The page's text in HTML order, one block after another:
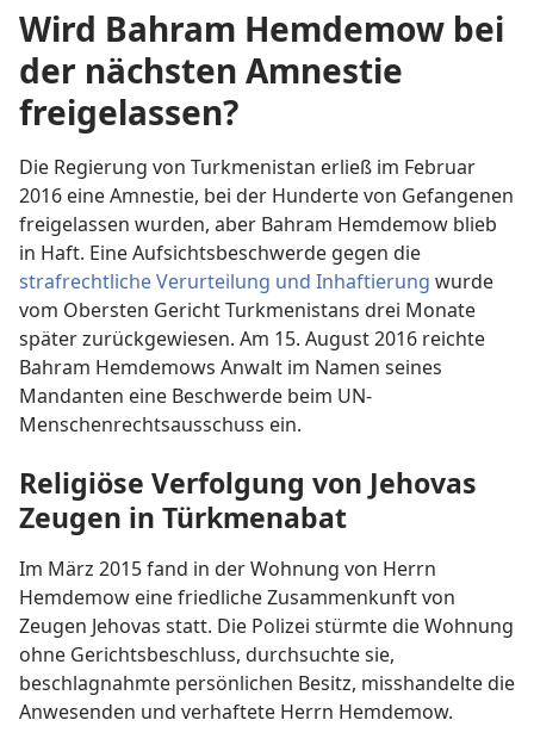
Wird Bahram Hemdemow bei
der nächsten Amnestie
freigelassen?
Die Regierung von Turkmenistan erließ im Februar
2016 eine Amnestie, bei der Hunderte von Gefangenen
freigelassen wurden, aber Bahram Hemdemow blieb
in Haft. Eine Aufsichtsbeschwerde gegen die
strafrechtliche Verurteilung und Inhaftierung wurde
vom Obersten Gericht Turkmenistans drei Monate
später zurückgewiesen. Am 15. August 2016 reichte
Bahram Hemdemows Anwalt im Namen seines
Mandanten eine Beschwerde beim UN-
Menschenrechtsausschuss ein.
Religiöse Verfolgung von Jehovas
Zeugen in Türkmenabat
Im März 2015 fand in der Wohnung von Herrn
Hemdemow eine friedliche Zusammenkunft von
Zeugen Jehovas statt. Die Polizei stürmte die Wohnung
ohne Gerichtsbeschluss, durchsuchte sie,
beschlagnahmte persönlichen Besitz, misshandelte die
Anwesenden und verhaftete Herrn Hemdemow.